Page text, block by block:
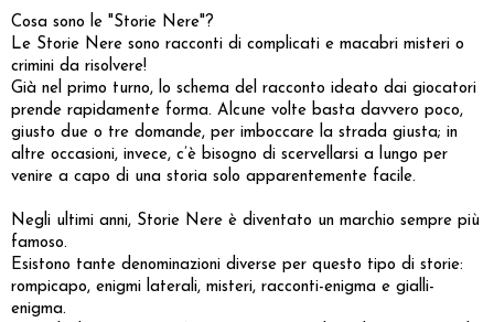
Cosa sono le "Storie Nere"?
Le Storie Nere sono racconti di complicati e macabri misteri o
crimini da risolvere!
Già nel primo turno, lo schema del racconto ideato dai giocatori
prende rapidamente forma. Alcune volte basta davvero poco,
giusto due o tre domande, per imboccare la strada giusta; in
altre occasioni, invece, c’è bisogno di scervellarsi a lungo per
venire a capo di una storia solo apparentemente facile.
Negli ultimi anni, Storie Nere è diventato un marchio sempre più
famoso.
Esistono tante denominazioni diverse per questo tipo di storie:
rompicapo, enigmi laterali, misteri, racconti-enigma e gialli-
enigma.